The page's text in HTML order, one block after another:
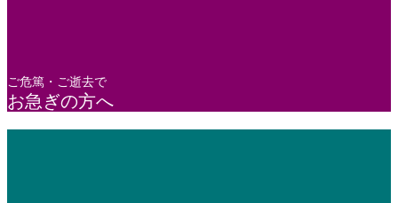
ご危篤・ご逝去で
お急ぎの方へ